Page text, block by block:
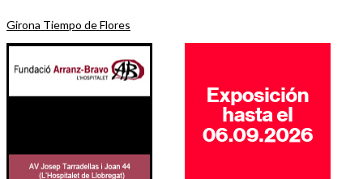
Girona Tiempo de Flores